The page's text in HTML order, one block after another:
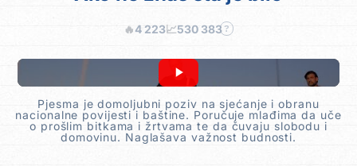
🔥4 223📈530 383 ?
Pjesma je domoljubni poziv na sjećanje i obranu
nacionalne povijesti i baštine. Poručuje mlađima da uče
o prošlim bitkama i žrtvama te da čuvaju slobodu i
domovinu. Naglašava važnost budnosti.